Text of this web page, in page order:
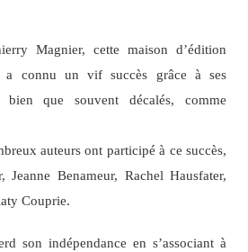
Magnier, cette maison d’édition
a connu un vif succès grâce à ses
bien que souvent décalés, comme
auteurs ont participé à ce succès,
Benameur, Rachel Hausfater,
Couprie.
son indépendance en s’associant à